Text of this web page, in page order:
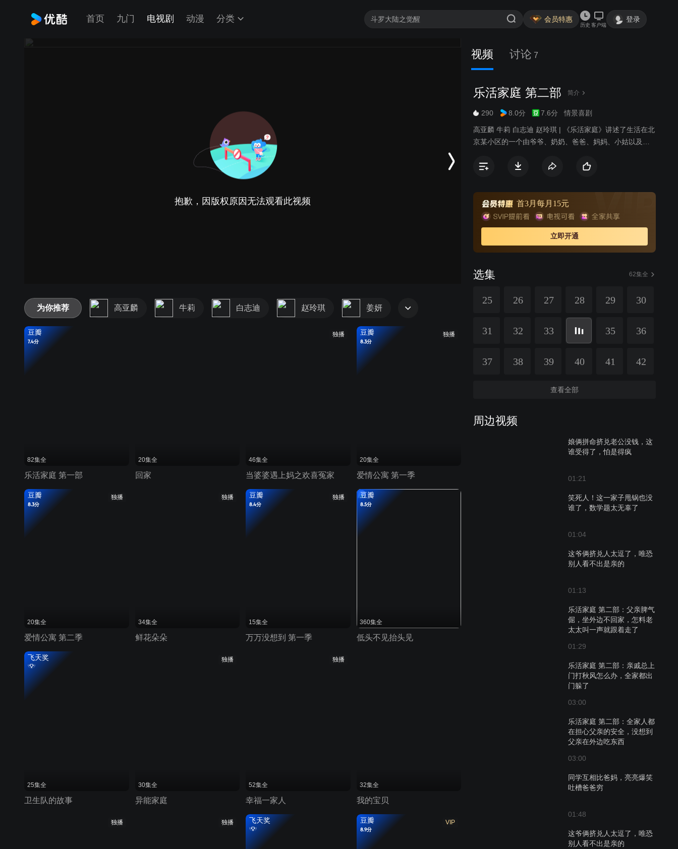
首页 九门 电视剧 动漫 分类 会员特惠
历史 客户端
登录
抱歉，因版权原因无法观看此视频
视频 讨论 7
乐活家庭 第二部 简介
290 8.0分 7.6分 情景喜剧
高亚麟 牛莉 白志迪 赵玲琪 | 《乐活家庭》讲述了生活在北
京某小区的一个由爷爷、奶奶、爸爸、妈妈、小姑以及一
打造过《家有儿女》的中视美星国际文化传媒公司出品，
首3月每月15元
立即开通
选集 62集全
25 26 27 28 29 30
31 32 33 35 36
37 38 39 40 41 42
查看全部
周边视频
娘俩拼命挤兑老公没钱，这
谁受得了，怕是得疯
01:21
笑死人！这一家子甩锅也没
谁了，数学题太无辜了
01:04
这爷俩挤兑人太逗了，唯恐
别人看不出是亲的
01:13
乐活家庭 第二部：父亲脾气
倔，坐外边不回家，怎料老
太太叫一声就跟着走了
01:29
乐活家庭 第二部：亲戚总上
门打秋风怎么办，全家都出
门躲了
03:00
乐活家庭 第二部：全家人都
在担心父亲的安全，没想到
父亲在外边吃东西
03:00
同学互相比爸妈，亮亮爆笑
吐槽爸爸穷
01:48
这爷俩挤兑人太逗了，唯恐
别人看不出是亲的
为你推荐 高亚麟 牛莉 白志迪 赵玲琪 姜妍
豆瓣
7.4分
82集全
乐活家庭 第一部
20集全
回家
独播
46集全
当婆婆遇上妈之欢喜冤家
独播
豆瓣
8.3分
20集全
爱情公寓 第一季
独播
豆瓣
8.3分
20集全
爱情公寓 第二季
独播
34集全
鲜花朵朵
独播
豆瓣
8.4分
15集全
万万没想到 第一季
豆瓣
8.5分
360集全
低头不见抬头见
飞天奖
25集全
卫生队的故事
独播
30集全
异能家庭
独播
52集全
幸福一家人
32集全
我的宝贝
独播 独播 飞天奖 VIP
豆瓣
8.9分